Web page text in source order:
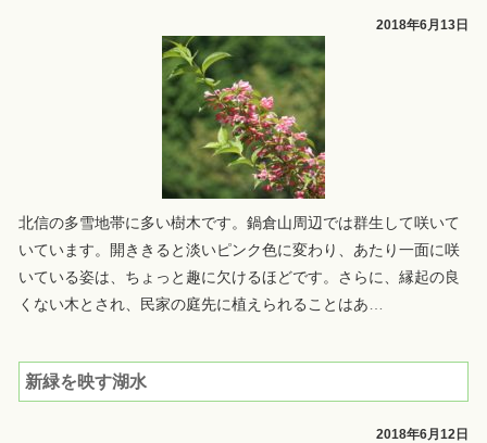
2018年6月13日
北信の多雪地帯に多い樹木です。鍋倉山周辺では群生して咲いて
いています。開ききると淡いピンク色に変わり、あたり一面に咲
いている姿は、ちょっと趣に欠けるほどです。さらに、縁起の良
くない木とされ、民家の庭先に植えられることはあ…
新緑を映す湖水
2018年6月12日